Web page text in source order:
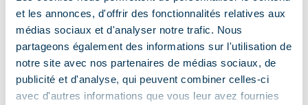
et les annonces, d'offrir des fonctionnalités relatives aux
médias sociaux et d'analyser notre trafic. Nous
partageons également des informations sur l'utilisation de
notre site avec nos partenaires de médias sociaux, de
publicité et d'analyse, qui peuvent combiner celles-ci
avec d'autres informations que vous leur avez fournies